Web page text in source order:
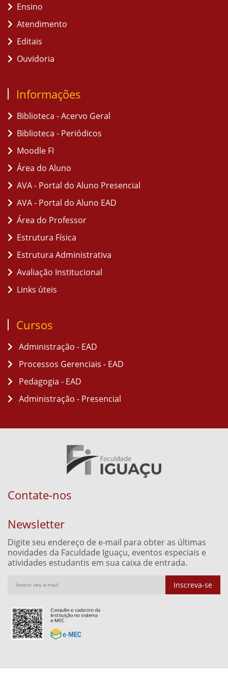
Ensino
Atendimento
Editais
Ouvidoria
Informações
Biblioteca - Acervo Geral
Biblioteca - Periódicos
Moodle FI
Área do Aluno
AVA - Portal do Aluno Presencial
AVA - Portal do Aluno EAD
Área do Professor
Estrutura Física
Estrutura Administrativa
Avaliação Institucional
Links úteis
Cursos
Administração - EAD
Processos Gerenciais - EAD
Pedagogia - EAD
Administração - Presencial
Contate-nos
Newsletter
Digite seu endereço de e-mail para obter as últimas
novidades da Faculdade Iguaçu, eventos especiais e
atividades estudantis em sua caixa de entrada.
Inscreva-se